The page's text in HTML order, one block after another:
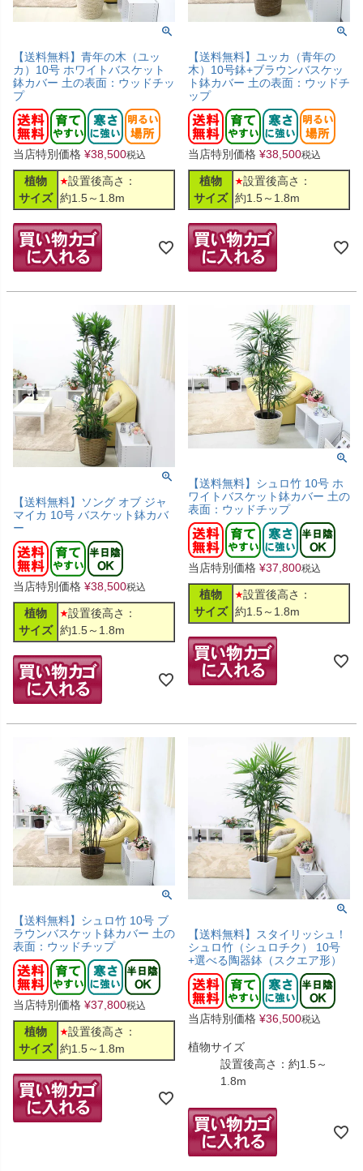
【送料無料】青年の木（ユッ
カ）10号 ホワイトバスケット
鉢カバー 土の表面：ウッドチッ
プ
当店特別価格 ¥38,500税込
植物
サイズ
設置後高さ：
約1.5～1.8m
【送料無料】ユッカ（青年の
木）10号鉢+ブラウンバスケッ
ト鉢カバー 土の表面：ウッドチ
ップ
当店特別価格 ¥38,500税込
植物
サイズ
設置後高さ：
約1.5～1.8m
【送料無料】ソング オブ ジャ
マイカ 10号 バスケット鉢カバ
ー
当店特別価格 ¥38,500税込
植物
サイズ
設置後高さ：
約1.5～1.8m
【送料無料】シュロ竹 10号 ホ
ワイトバスケット鉢カバー 土の
表面：ウッドチップ
当店特別価格 ¥37,800税込
植物
サイズ
設置後高さ：
約1.5～1.8m
【送料無料】シュロ竹 10号 ブ
ラウンバスケット鉢カバー 土の
表面：ウッドチップ
当店特別価格 ¥37,800税込
植物
サイズ
設置後高さ：
約1.5～1.8m
【送料無料】スタイリッシュ！
シュロ竹（シュロチク） 10号
+選べる陶器鉢（スクエア形）
当店特別価格 ¥36,500税込
植物サイズ
設置後高さ：約1.5～
1.8m